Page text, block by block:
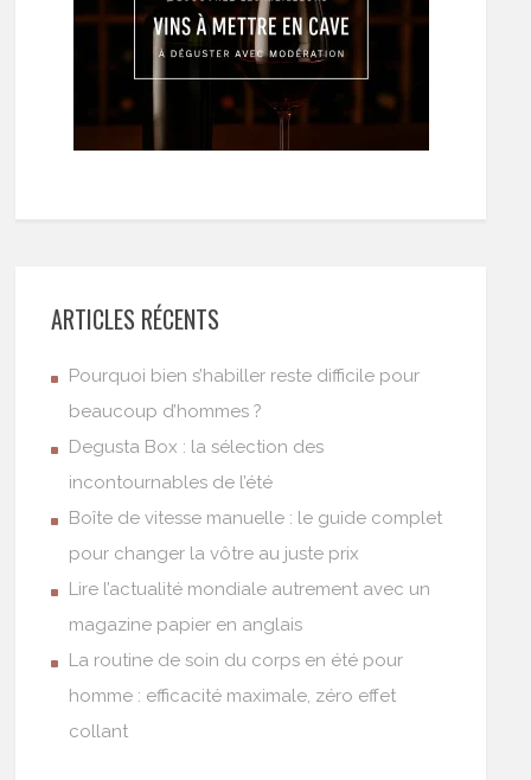
ARTICLES RÉCENTS
Pourquoi bien s’habiller reste difficile pour
beaucoup d’hommes ?
Degusta Box : la sélection des
incontournables de l’été
Boîte de vitesse manuelle : le guide complet
pour changer la vôtre au juste prix
Lire l’actualité mondiale autrement avec un
magazine papier en anglais
La routine de soin du corps en été pour
homme : efficacité maximale, zéro effet
collant